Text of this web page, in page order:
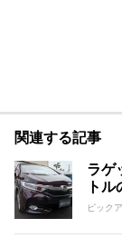
関連する記事
ラゲ
ト
ピック